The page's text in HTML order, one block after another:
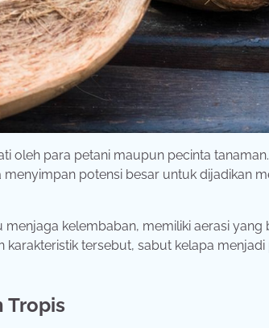
oleh para petani maupun pecinta
potensi besar untuk dijadikan
kelembaban, memiliki aerasi yang
tersebut, sabut kelapa menjadi
Tropis